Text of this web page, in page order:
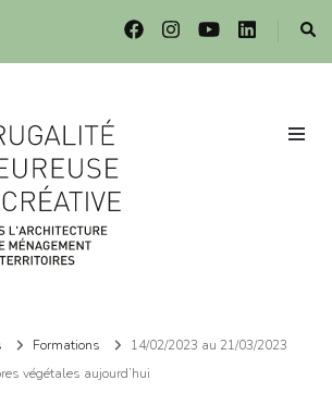
et le ménagement des territoires
Formations
14/02/2023 au 21/03/2023
végétales aujourd’hui